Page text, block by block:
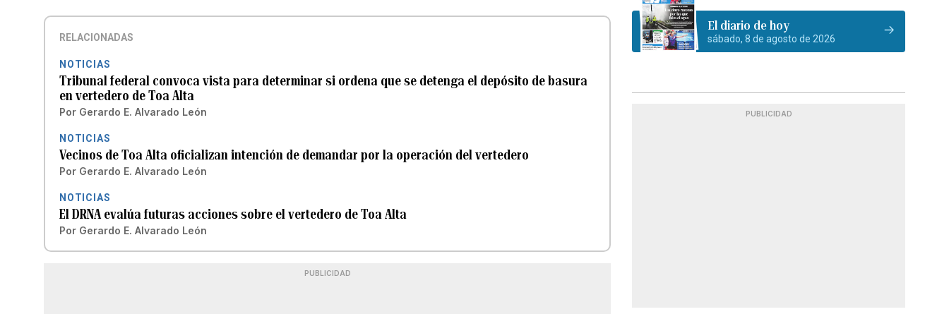
RELACIONADAS
NOTICIAS
Tribunal federal convoca vista para determinar si ordena que se detenga el depósito de basura
en vertedero de Toa Alta
Por Gerardo E. Alvarado León
NOTICIAS
Vecinos de Toa Alta oficializan intención de demandar por la operación del vertedero
Por Gerardo E. Alvarado León
NOTICIAS
El DRNA evalúa futuras acciones sobre el vertedero de Toa Alta
Por Gerardo E. Alvarado León
PUBLICIDAD
El diario de hoy
sábado, 8 de agosto de 2026
PUBLICIDAD